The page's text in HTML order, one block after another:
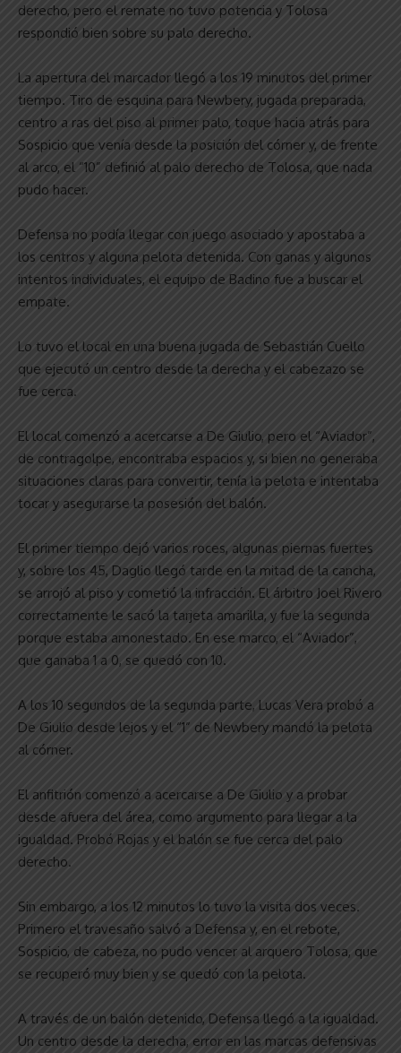
derecho, pero el remate no tuvo potencia y Tolosa
respondió bien sobre su palo derecho.
La apertura del marcador llegó a los 19 minutos del primer
tiempo. Tiro de esquina para Newbery, jugada preparada,
centro a ras del piso al primer palo, toque hacia atrás para
Sospicio que venía desde la posición del córner y, de frente
al arco, el “10” definió al palo derecho de Tolosa, que nada
pudo hacer.
Defensa no podía llegar con juego asociado y apostaba a
los centros y alguna pelota detenida. Con ganas y algunos
intentos individuales, el equipo de Badino fue a buscar el
empate.
Lo tuvo el local en una buena jugada de Sebastián Cuello
que ejecutó un centro desde la derecha y el cabezazo se
fue cerca.
El local comenzó a acercarse a De Giulio, pero el “Aviador”,
de contragolpe, encontraba espacios y, si bien no generaba
situaciones claras para convertir, tenía la pelota e intentaba
tocar y asegurarse la posesión del balón.
El primer tiempo dejó varios roces, algunas piernas fuertes
y, sobre los 45, Daglio llegó tarde en la mitad de la cancha,
se arrojó al piso y cometió la infracción. El árbitro Joel Rivero
correctamente le sacó la tarjeta amarilla, y fue la segunda
porque estaba amonestado. En ese marco, el “Aviador”,
que ganaba 1 a 0, se quedó con 10.
A los 10 segundos de la segunda parte, Lucas Vera probó a
De Giulio desde lejos y el “1” de Newbery mandó la pelota
al córner.
El anfitrión comenzó a acercarse a De Giulio y a probar
desde afuera del área, como argumento para llegar a la
igualdad. Probó Rojas y el balón se fue cerca del palo
derecho.
Sin embargo, a los 12 minutos lo tuvo la visita dos veces.
Primero el travesaño salvó a Defensa y, en el rebote,
Sospicio, de cabeza, no pudo vencer al arquero Tolosa, que
se recuperó muy bien y se quedó con la pelota.
A través de un balón detenido, Defensa llegó a la igualdad.
Un centro desde la derecha, error en las marcas defensivas